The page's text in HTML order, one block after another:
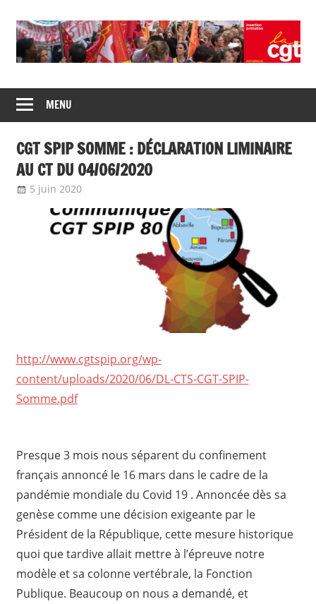
content
CGT
insertion
probation
de
syndicats
CGT
insertion
probation
MENU
CGT SPIP SOMME : DÉCLARATION LIMINAIRE
AU CT DU 04/06/2020
5 juin 2020
http://www.cgtspip.org/wp-
content/uploads/2020/06/DL-CTS-CGT-SPIP-
Somme.pdf
Presque 3 mois nous séparent du confinement
français annoncé le 16 mars dans le cadre de la
pandémie mondiale du Covid 19 . Annoncée dès sa
genèse comme une décision exigeante par le
Président de la République, cette mesure historique
quoi que tardive allait mettre à l’épreuve notre
modèle et sa colonne vertébrale, la Fonction
Publique. Beaucoup on nous a demandé, et